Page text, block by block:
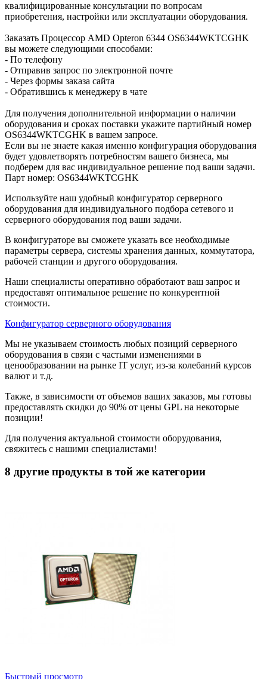
квалифицированные консультации по вопросам
приобретения, настройки или эксплуатации оборудования.
Заказать Процессор AMD Opteron 6344 OS6344WKTCGHK
вы можете следующими способами:
- По телефону
- Отправив запрос по электронной почте
- Через формы заказа сайта
- Обратившись к менеджеру в чате
Для получения дополнительной информации о наличии
оборудования и сроках поставки укажите партийный номер
OS6344WKTCGHK в вашем запросе.
Если вы не знаете какая именно конфигурация оборудования
будет удовлетворять потребностям вашего бизнеса, мы
подберем для вас индивидуальное решение под ваши задачи.
Парт номер: OS6344WKTCGHK
Используйте наш удобный конфигуратор серверного
оборудования для индивидуального подбора сетевого и
серверного оборудования под ваши задачи.
В конфигураторе вы сможете указать все необходимые
параметры сервера, системы хранения данных, коммутатора,
рабочей станции и другого оборудования.
Наши специалисты оперативно обработают ваш запрос и
предоставят оптимальное решение по конкурентной
стоимости.
Конфигуратор серверного оборудования
Мы не указываем стоимость любых позиций серверного
оборудования в связи с частыми изменениями в
ценообразовании на рынке IT услуг, из-за колебаний курсов
валют и т.д.
Также, в зависимости от объемов ваших заказов, мы готовы
предоставлять скидки до 90% от цены GPL на некоторые
позиции!
Для получения актуальной стоимости оборудования,
свяжитесь с нашими специалистами!
8 другие продукты в той же категории
Быстрый просмотр